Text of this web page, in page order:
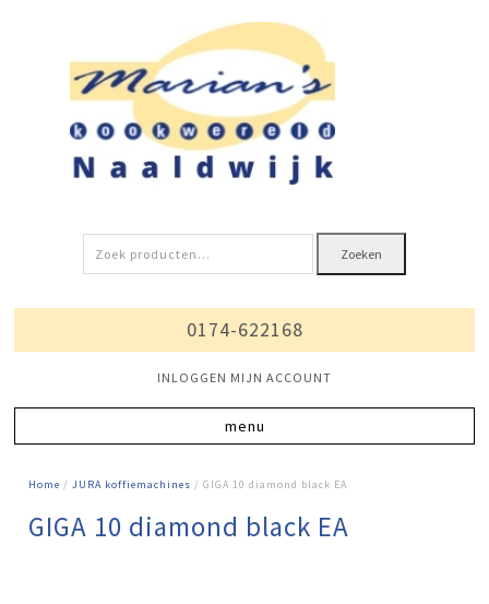
Zoeken
naar:
Zoeken
0174-622168
INLOGGEN MIJN ACCOUNT
Home /JURA koffiemachines / GIGA 10 diamond black EA
GIGA 10 diamond black EA